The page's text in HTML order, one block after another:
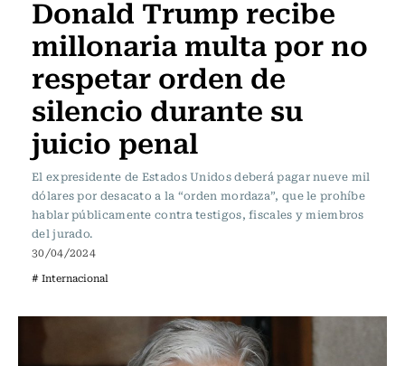
Donald Trump recibe
millonaria multa por no
respetar orden de
silencio durante su
juicio penal
El expresidente de Estados Unidos deberá pagar nueve mil
dólares por desacato a la “orden mordaza”, que le prohíbe
hablar públicamente contra testigos, fiscales y miembros
del jurado.
30/04/2024
# Internacional